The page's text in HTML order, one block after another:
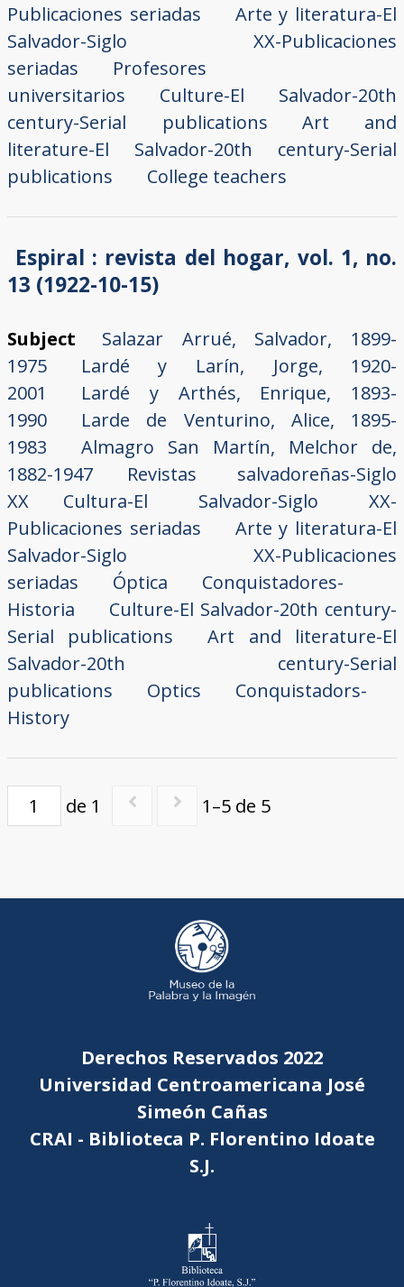
Publicaciones seriadas
Arte y literatura-El
Salvador-Siglo XX-Publicaciones
seriadas
Profesores
universitarios
Culture-El Salvador-20th
century-Serial publications
Art and
literature-El Salvador-20th century-Serial
publications
College teachers
Espiral : revista del hogar, vol. 1, no.
13 (1922-10-15)
Subject
Salazar Arrué, Salvador, 1899-
1975
Lardé y Larín, Jorge, 1920-
2001
Lardé y Arthés, Enrique, 1893-
1990
Larde de Venturino, Alice, 1895-
1983
Almagro San Martín, Melchor de,
1882-1947
Revistas salvadoreñas-Siglo
XX
Cultura-El Salvador-Siglo XX-
Publicaciones seriadas
Arte y literatura-El
Salvador-Siglo XX-Publicaciones
seriadas
Óptica
Conquistadores-
Historia
Culture-El Salvador-20th century-
Serial publications
Art and literature-El
Salvador-20th century-Serial
publications
Optics
Conquistadors-
History
de 1 1–5 de 5
Derechos Reservados 2022
Universidad Centroamericana José
Simeón Cañas
CRAI - Biblioteca P. Florentino Idoate
S.J.